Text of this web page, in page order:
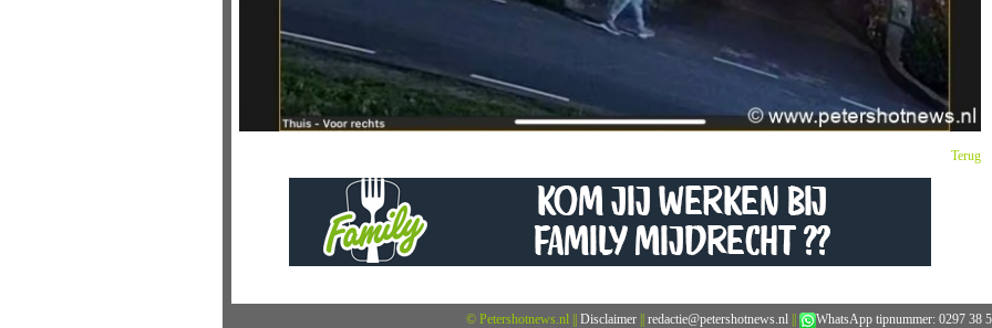
Terug
© Petershotnews.nl || Disclaimer || redactie@petershotnews.nl || WhatsApp tipnummer: 0297 38